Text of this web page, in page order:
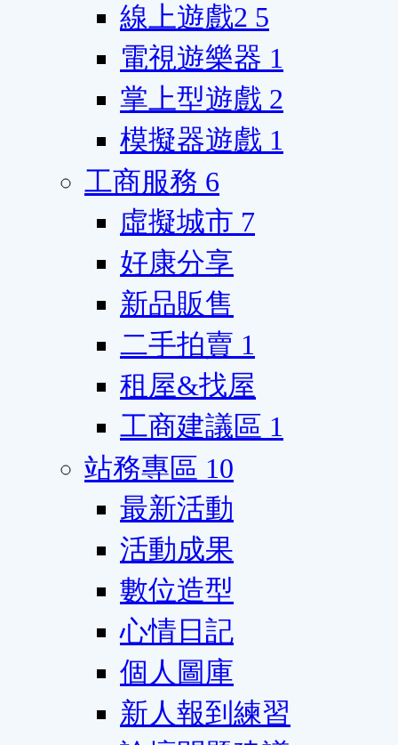
線上遊戲2 5
電視遊樂器 1
掌上型遊戲 2
模擬器遊戲 1
工商服務 6
虛擬城市 7
好康分享
新品販售
二手拍賣 1
租屋&找屋
工商建議區 1
站務專區 10
最新活動
活動成果
數位造型
心情日記
個人圖庫
新人報到練習